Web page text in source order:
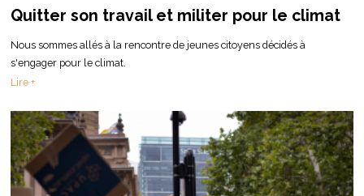
Quitter son travail et militer pour le climat
Nous sommes allés à la rencontre de jeunes citoyens décidés à
s'engager pour le climat.
Lire +